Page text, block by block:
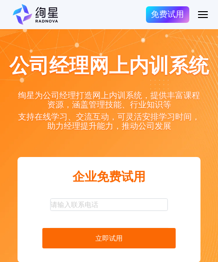
免费试用
公司经理网上内训系统
绚星为公司经理打造网上内训系统，提供丰富课程
资源，涵盖管理技能、行业知识等
支持在线学习、交流互动，可灵活安排学习时间，
助力经理提升能力，推动公司发展
企业免费试用
立即试用